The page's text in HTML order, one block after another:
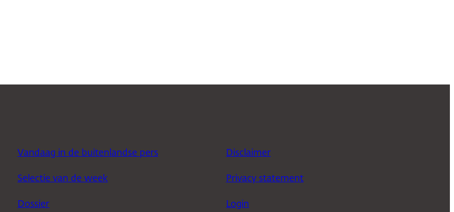
Vandaag in de buitenlandse pers
Selectie van de week
Dossier
Disclaimer
Privacy statement
Login